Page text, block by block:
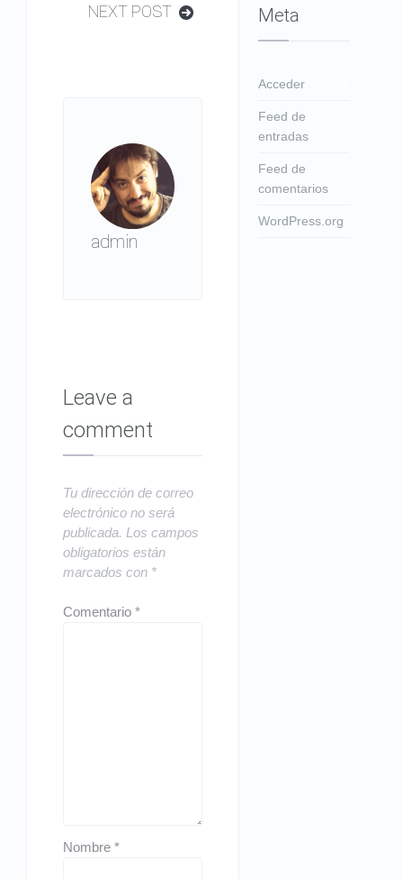
NEXT POST
admin
Leave a
comment
Tu dirección de correo
electrónico no será
publicada. Los campos
obligatorios están
marcados con *
Comentario*
Nombre*
Meta
Acceder
Feed de
entradas
Feed de
comentarios
WordPress.org